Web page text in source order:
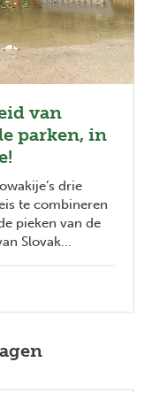
van
parken, in
drie
te combineren
pieken van de
Slovak